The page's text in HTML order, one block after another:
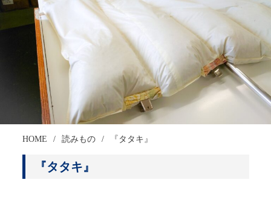
HOME 読みもの 『タタキ』
『タタキ』